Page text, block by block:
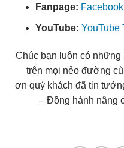
Fanpage:
YouTube: YouTube
Chúc bạn luôn có những
trên mọi nẻo đường
ơn quý khách đã tin
– Đồng hành nâng